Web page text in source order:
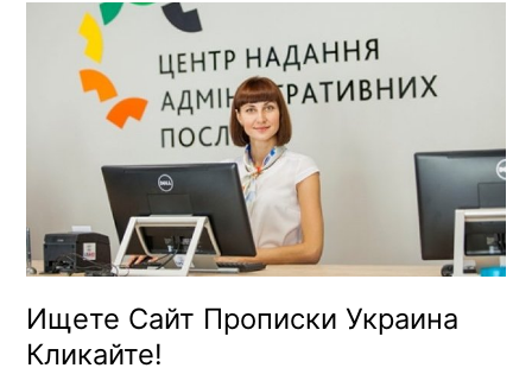
Ищете Сайт Прописки Украина
Кликайте!
Ищете
Прописки
Украина
Кликайте!